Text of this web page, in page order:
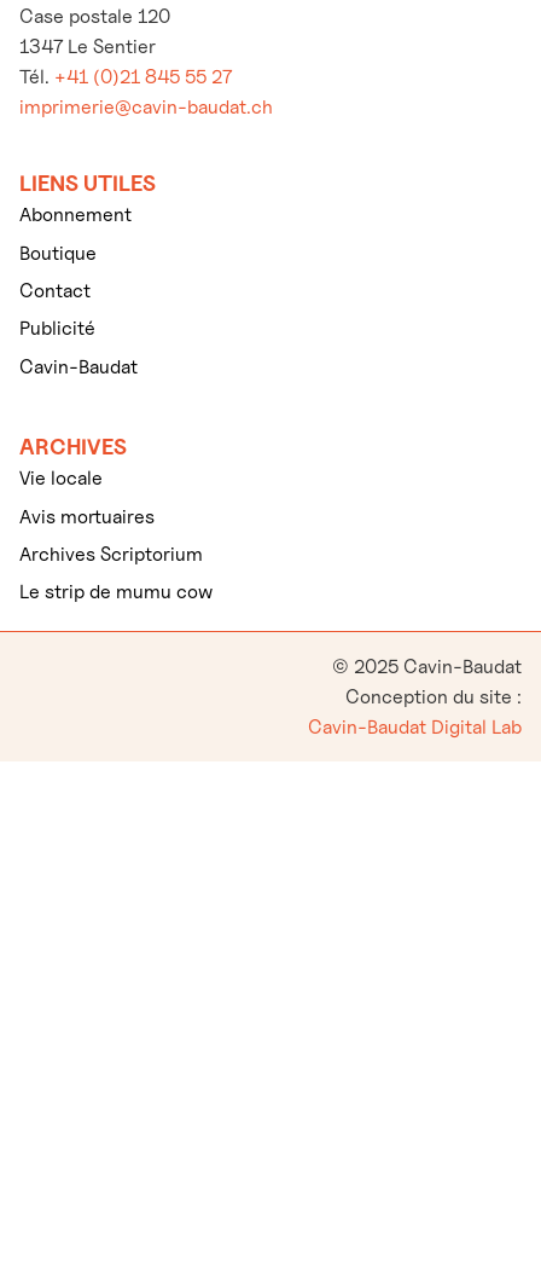
Case postale 120
1347 Le Sentier
Tél. +41 (0)21 845 55 27
imprimerie@cavin-baudat.ch
LIENS UTILES
Abonnement
Boutique
Contact
Publicité
Cavin-Baudat
ARCHIVES
Vie locale
Avis mortuaires
Archives Scriptorium
Le strip de mumu cow
© 2025 Cavin-Baudat
Conception du site :
Cavin-Baudat Digital Lab